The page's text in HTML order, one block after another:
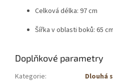
Celková délka: 97 cm
Šířka v oblasti boků: 65 cm
Doplňkové parametry
Kategorie:
Dlouhá